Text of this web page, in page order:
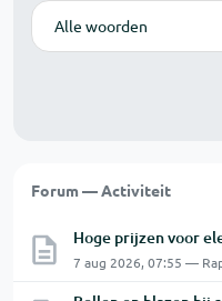
Modus
Forum — Activiteit
Hoge prijzen voor
7 aug 2026, 07:55 —